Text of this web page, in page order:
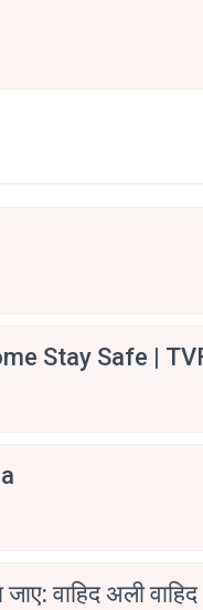
Stay Safe |
वाहिद अली वाहिद